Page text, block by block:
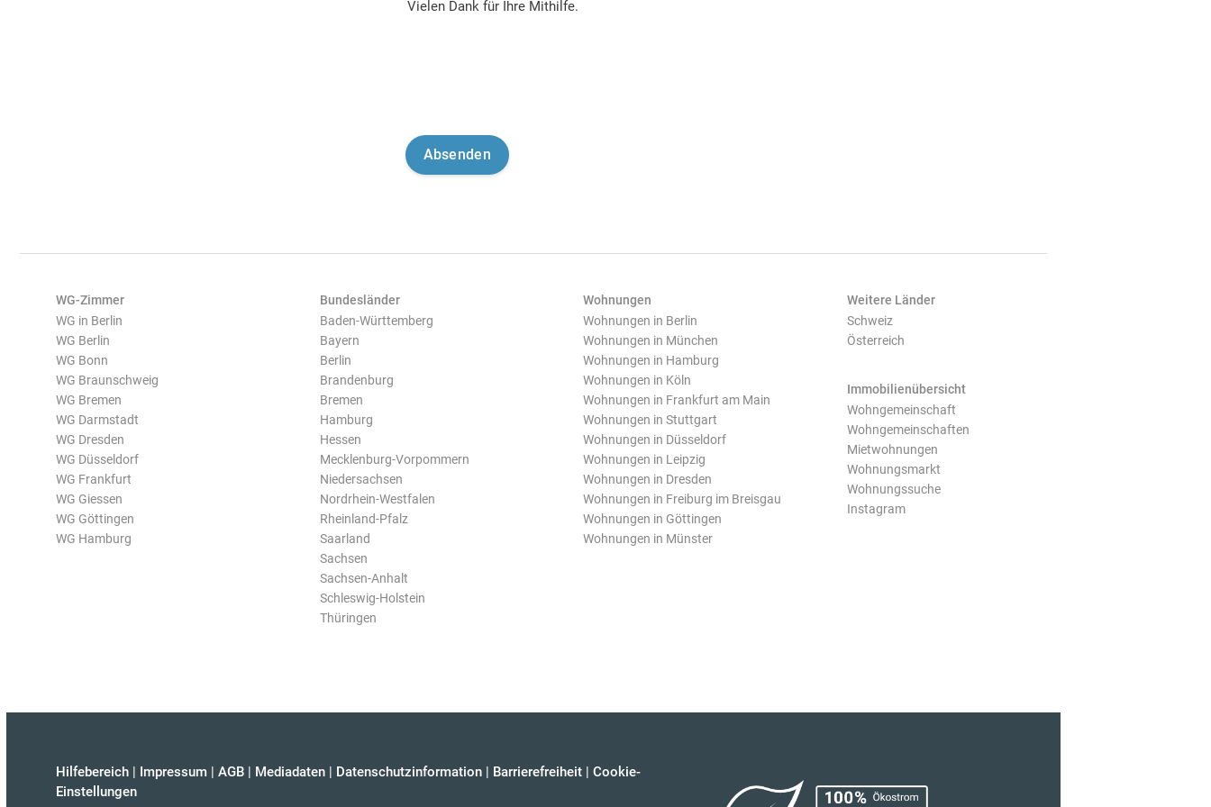
Vielen Dank für Ihre Mithilfe.
WG-Zimmer
WG in Berlin
WG Berlin
WG Bonn
WG Braunschweig
WG Bremen
WG Darmstadt
WG Dresden
WG Düsseldorf
WG Frankfurt
WG Giessen
WG Göttingen
WG Hamburg
Bundesländer
Baden-Württemberg
Bayern
Berlin
Brandenburg
Bremen
Hamburg
Hessen
Mecklenburg-Vorpommern
Niedersachsen
Nordrhein-Westfalen
Rheinland-Pfalz
Saarland
Sachsen
Sachsen-Anhalt
Schleswig-Holstein
Thüringen
Wohnungen
Wohnungen in Berlin
Wohnungen in München
Wohnungen in Hamburg
Wohnungen in Köln
Wohnungen in Frankfurt am Main
Wohnungen in Stuttgart
Wohnungen in Düsseldorf
Wohnungen in Leipzig
Wohnungen in Dresden
Wohnungen in Freiburg im Breisgau
Wohnungen in Göttingen
Wohnungen in Münster
Weitere Länder
Schweiz
Österreich
Immobilienübersicht
Wohngemeinschaft
Wohngemeinschaften
Mietwohnungen
Wohnungsmarkt
Wohnungssuche
Instagram
Hilfebereich | Impressum | AGB | Mediadaten | Datenschutzinformation | Barrierefreiheit | Cookie-
Einstellungen